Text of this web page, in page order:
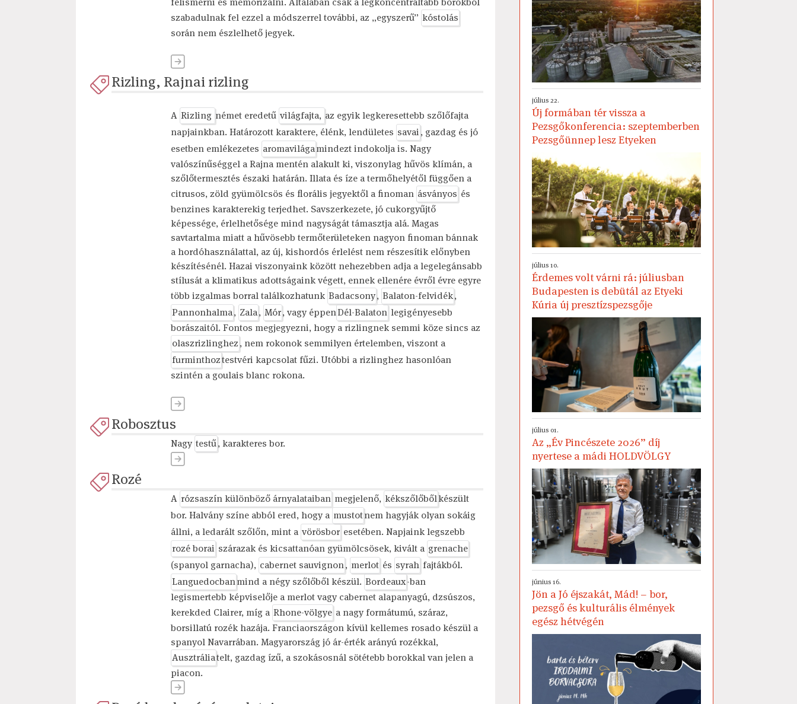
szabadulnak fel ezzel a módszerrel további, az „egyszerű” kóstolás
során nem észlelhető jegyek.
Rizling, Rajnai rizling
A Rizling német eredetű világfajta, az egyik legkeresettebb szőlőfajta
napjainkban. Határozott karaktere, élénk, lendületes savai, gazdag és jó
esetben emlékezetes aromavilágamindezt indokolja is. Nagy
valószínűséggel a Rajna mentén alakult ki, viszonylag hűvös klímán, a
szőlőtermesztés északi határán. Illata és íze a termőhelyétől függően a
citrusos, zöld gyümölcsös és florális jegyektől a finoman ásványos és
benzines karakterekig terjedhet. Savszerkezete, jó cukorgyűjtő
képessége, érlelhetősége mind nagyságát támasztja alá. Magas
savtartalma miatt a hűvösebb termőterületeken nagyon finoman bánnak
a hordóhasználattal, az új, kishordós érlelést nem részesítik előnyben
készítésénél. Hazai viszonyaink között nehezebben adja a legelegánsabb
stílusát a klimatikus adottságaink végett, ennek ellenére évről évre egyre
több izgalmas borral találkozhatunk Badacsony, Balaton-felvidék,
Pannonhalma, Zala, Mór, vagy éppenDél-Balaton legigényesebb
borászaitól. Fontos megjegyezni, hogy a rizlingnek semmi köze sincs az
olaszrizlinghez, nem rokonok semmilyen értelemben, viszont a
furminthoztestvéri kapcsolat fűzi. Utóbbi a rizlinghez hasonlóan
szintén a goulais blanc rokona.
Robosztus
Nagy testű, karakteres bor.
Rozé
A rózsaszín különböző árnyalataiban megjelenő, kékszőlőbőlkészült
bor. Halvány színe abból ered, hogy a mustotnem hagyják olyan sokáig
állni, a ledarált szőlőn, mint a vörösbor esetében. Napjaink legszebb
rozé borai szárazak és kicsattanóan gyümölcsösek, kivált a grenache
(spanyol garnacha), cabernet sauvignon, merlot és syrah fajtákból.
Languedocbanmind a négy szőlőből készül. Bordeaux-ban
legismertebb képviselője a merlot vagy cabernet alapanyagú, dzsúszos,
kerekded Clairer, míg a Rhone-völgye a nagy formátumú, száraz,
borsillatú rozék hazája. Franciaországon kívül kellemes rosado készül a
spanyol Navarrában. Magyarország jó ár-érték arányú rozékkal,
Ausztráliatelt, gazdag ízű, a szokásosnál sötétebb borokkal van jelen a
piacon.
július 22.
Új formában tér vissza a
Pezsgőkonferencia: szeptemberben
Pezsgőünnep lesz Etyeken
július 10.
Érdemes volt várni rá: júliusban
Budapesten is debütál az Etyeki
Kúria új presztízspezsgője
július 01.
Az „Év Pincészete 2026” díj
nyertese a mádi HOLDVÖLGY
június 16.
Jön a Jó éjszakát, Mád! – bor,
pezsgő és kulturális élmények
egész hétvégén